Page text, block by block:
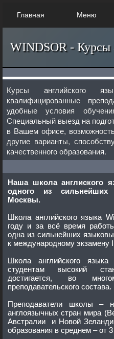
Главная Меню
WINDSOR - Курсы
Курсы английского
квалифицированные
удобные условия
Специальный выезд на
в Вашем офисе,
другие варианты,
качественного образования.
Наша школа англиского языка приобрела репутацию
одного из сильнейших
Москвы.
Школа английского языка
году и за всё время работы
одна из сильнейших
к международному экзамену
Школа английского языка
студентам высокий стандарт качества, который
достигается, во
преподавательского состава.
Преподаватели школы –
англоязычных стран мира (Великобритании, США, Канады,
Австралии и Новой
образования в среднем – от 3